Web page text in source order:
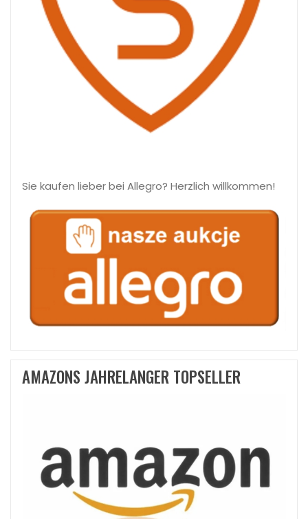
Sie kaufen lieber bei Allegro? Herzlich willkommen!
AMAZONS JAHRELANGER TOPSELLER